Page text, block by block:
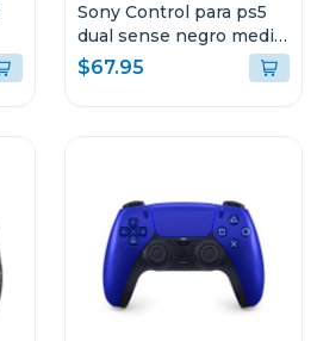
Sony Control para ps5
dual sense negro media
noche
$67.95